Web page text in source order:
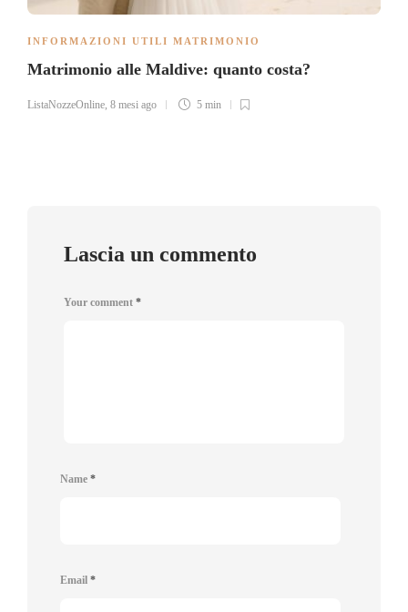
INFORMAZIONI UTILI MATRIMONIO
Matrimonio alle Maldive: quanto costa?
ListaNozzeOnline 8 mesi ago 5 min
Lascia un commento
Your comment *
Name *
Email *